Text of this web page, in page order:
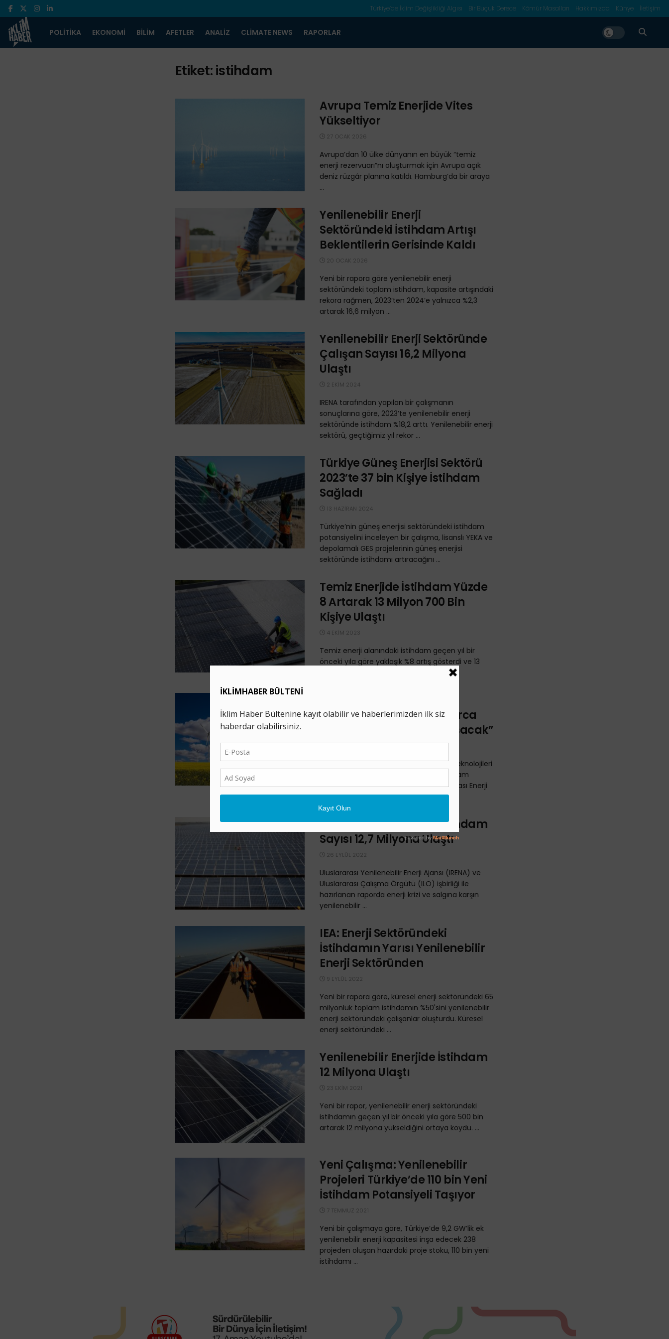
Türkiye’de İklim Değişlikliği Algısı Bir Buçuk Derece Kömür Masalları Hakkımızda Künye İletişim
POLITIKA EKONOMI BILIM AFETLER ANALIZ CLIMATE NEWS RAPORLAR
Etiket:istihdam
Avrupa Temiz Enerjide Vites
Yükseltiyor
27 OCAK 2026
Avrupa’dan 10 ülke dünyanın en büyük “temiz
enerji rezervuarı”nı oluşturmak için Avrupa açık
deniz rüzgâr planına katıldı. Hamburg’da bir araya
...
Yenilenebilir Enerji
Sektöründeki İstihdam Artışı
Beklentilerin Gerisinde Kaldı
20 OCAK 2026
Yeni bir rapora göre yenilenebilir enerji
sektöründeki toplam istihdam, kapasite artışındaki
rekora rağmen, 2023’ten 2024’e yalnızca %2,3
artarak 16,6 milyon ...
Yenilenebilir Enerji Sektöründe
Çalışan Sayısı 16,2 Milyona
Ulaştı
2 EKIM 2024
IRENA tarafından yapılan bir çalışmanın
sonuçlarına göre, 2023’te yenilenebilir enerji
sektöründe istihdam %18,2 arttı. Yenilenebilir enerji
sektörü, geçtiğimiz yıl rekor ...
Türkiye Güneş Enerjisi Sektörü
2023’te 37 bin Kişiye İstihdam
Sağladı
13 HAZIRAN 2024
Türkiye’nin güneş enerjisi sektöründeki istihdam
potansiyelini inceleyen bir çalışma, lisanslı YEKA ve
depolamalı GES projelerinin güneş enerjisi
sektöründe istihdamı artıracağını ...
Temiz Enerjide İstihdam Yüzde
8 Artarak 13 Milyon 700 Bin
Kişiye Ulaştı
4 EKIM 2023
Temiz enerji alanındaki istihdam geçen yıl bir
önceki yıla göre yaklaşık %8 artış gösterdi ve 13
Teknolojilerinde Milyonlarca
Yeni İstihdam Fırsatı Oluşacak”
13 OCAK 2023
IEA’nın son raporuna göre, temiz enerji teknolojileri
üretiminde 6 milyon olan mevcut istihdam
2030’da 14 milyona yükselebilir. Uluslararası Enerji
Ajansı’nın ...
Yenilenebilir Enerjide İstihdam
Sayısı 12,7 Milyona Ulaştı
26 EYLÜL 2022
Uluslararası Yenilenebilir Enerji Ajansı (IRENA) ve
Uluslararası Çalışma Örgütü (ILO) işbirliği ile
hazırlanan raporda enerji krizi ve salgına karşın
yenilenebilir ...
IEA: Enerji Sektöründeki
İstihdamın Yarısı Yenilenebilir
Enerji Sektöründen
9 EYLÜL 2022
Yeni bir rapora göre, küresel enerji sektöründeki 65
milyonluk toplam istihdamın %50'sini yenilenebilir
enerji sektöründeki çalışanlar oluşturdu. Küresel
enerji sektöründeki ...
Yenilenebilir Enerjide İstihdam
12 Milyona Ulaştı
23 EKIM 2021
Yeni bir rapor, yenilenebilir enerji sektöründeki
istihdamın geçen yıl bir önceki yıla göre 500 bin
artarak 12 milyona yükseldiğini ortaya koydu. ...
Yeni Çalışma: Yenilenebilir
Projeleri Türkiye’de 110 bin Yeni
İstihdam Potansiyeli Taşıyor
7 TEMMUZ 2021
Yeni bir çalışmaya göre, Türkiye’de 9,2 GW’lik ek
yenilenebilir enerji kapasitesi inşa edecek 238
projeden oluşan hazırdaki proje stoku, 110 bin yeni
istihdamı ...